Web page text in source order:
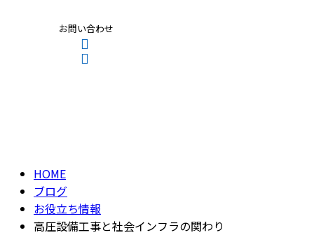
お問い合わせ
HOME
ブログ
お役立ち情報
高圧設備工事と社会インフラの関わり